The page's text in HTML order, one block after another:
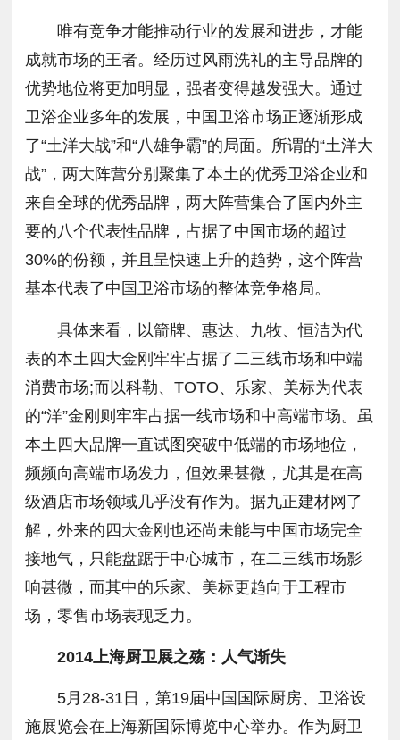
唯有竞争才能推动行业的发展和进步，才能
成就市场的王者。经历过风雨洗礼的主导品牌的
优势地位将更加明显，强者变得越发强大。通过
卫浴企业多年的发展，中国卫浴市场正逐渐形成
了“土洋大战”和“八雄争霸”的局面。所谓的“土洋大
战”，两大阵营分别聚集了本土的优秀卫浴企业和
来自全球的优秀品牌，两大阵营集合了国内外主
要的八个代表性品牌，占据了中国市场的超过
30%的份额，并且呈快速上升的趋势，这个阵营
基本代表了中国卫浴市场的整体竞争格局。
具体来看，以箭牌、惠达、九牧、恒洁为代
表的本土四大金刚牢牢占据了二三线市场和中端
消费市场;而以科勒、TOTO、乐家、美标为代表
的“洋”金刚则牢牢占据一线市场和中高端市场。虽
本土四大品牌一直试图突破中低端的市场地位，
频频向高端市场发力，但效果甚微，尤其是在高
级酒店市场领域几乎没有作为。据九正建材网了
解，外来的四大金刚也还尚未能与中国市场完全
接地气，只能盘踞于中心城市，在二三线市场影
响甚微，而其中的乐家、美标更趋向于工程市
场，零售市场表现乏力。
2014上海厨卫展之殇：人气渐失
5月28-31日，第19届中国国际厨房、卫浴设
施展览会在上海新国际博览中心举办。作为厨卫